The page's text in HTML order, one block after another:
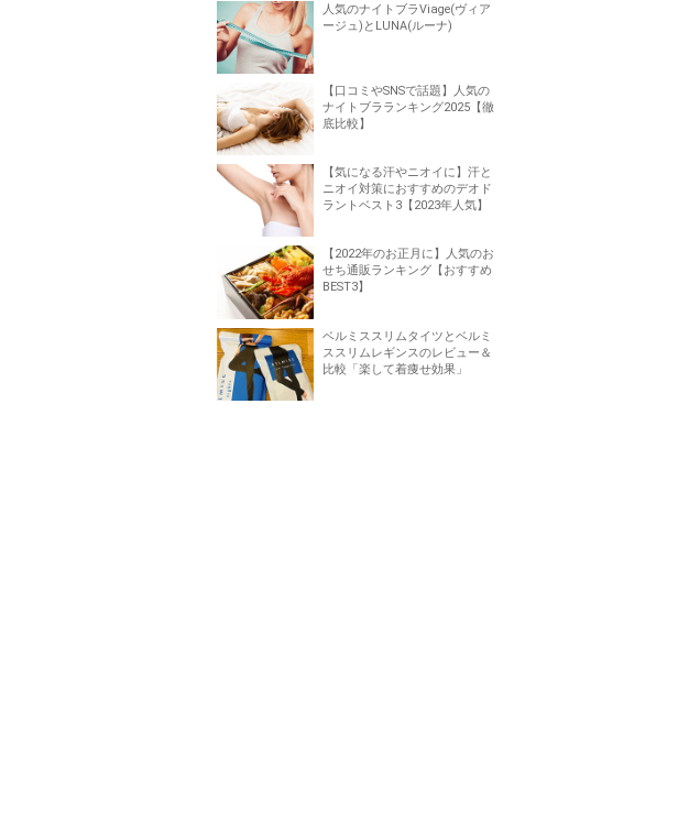
人気のナイトブラViage(ヴィア
ージュ)とLUNA(ルーナ)
【口コミやSNSで話題】人気の
ナイトブラランキング2025【徹
底比較】
【気になる汗やニオイに】汗と
ニオイ対策におすすめのデオド
ラントベスト3【2023年人気】
【2022年のお正月に】人気のお
せち通販ランキング【おすすめ
BEST3】
ベルミススリムタイツとベルミ
ススリムレギンスのレビュー＆
比較「楽して着痩せ効果」